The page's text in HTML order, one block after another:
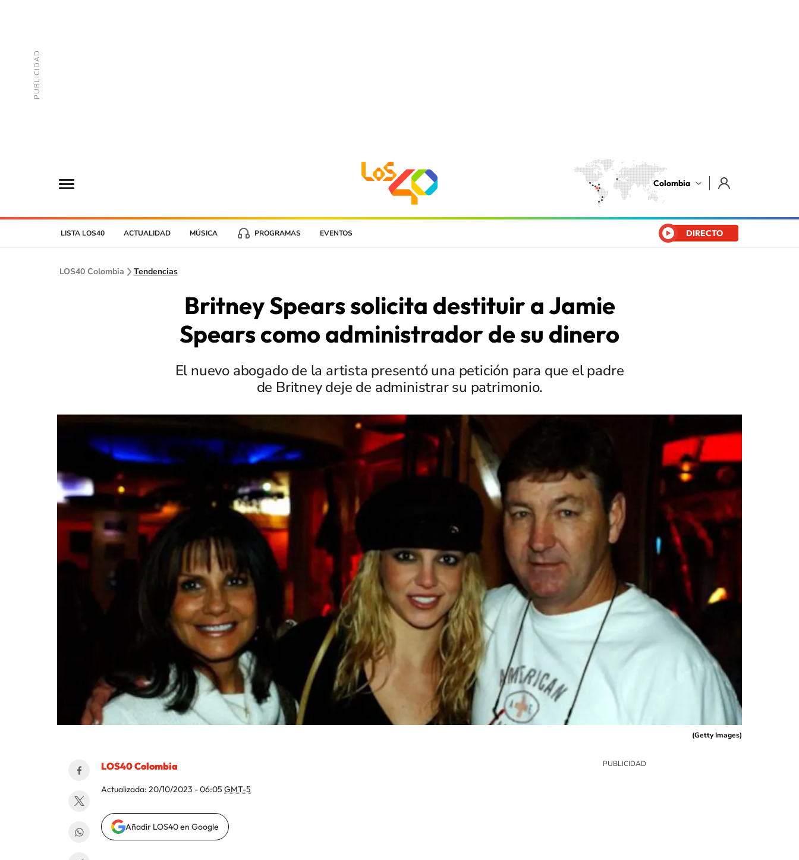
Colombia
LISTA LOS40 ACTUALIDAD MÚSICA PROGRAMAS EVENTOS DIRECTO
LOS40 Colombia Tendencias
Britney Spears solicita destituir a Jamie
Spears como administrador de su dinero
El nuevo abogado de la artista presentó una petición para que el padre
de Britney deje de administrar su patrimonio.
(Getty Images)
LOS40 Colombia
Actualizada: 20/10/2023 - 06:05 GMT-5
Añadir LOS40 en Google